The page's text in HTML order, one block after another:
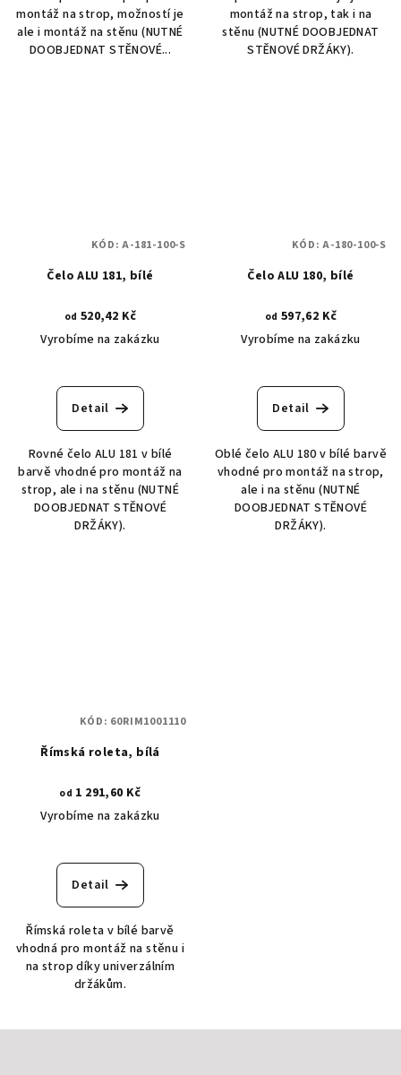
montáž na strop, možností je
ale i montáž na stěnu (NUTNÉ
DOOBJEDNAT STĚNOVÉ...
montáž na strop, tak i na
stěnu (NUTNÉ DOOBJEDNAT
STĚNOVÉ DRŽÁKY).
Čelo ALU 181, bílé
od 520,42 Kč
Vyrobíme na zakázku
Detail
Rovné čelo ALU 181 v bílé
barvě vhodné pro montáž na
strop, ale i na stěnu (NUTNÉ
DOOBJEDNAT STĚNOVÉ
DRŽÁKY).
KÓD:A-181-100-S
Čelo ALU 180, bílé
od 597,62 Kč
Vyrobíme na zakázku
Detail
Oblé čelo ALU 180 v bílé barvě
vhodné pro montáž na strop,
ale i na stěnu (NUTNÉ
DOOBJEDNAT STĚNOVÉ
DRŽÁKY).
KÓD:A-180-100-S
Římská roleta, bílá
od 1 291,60 Kč
Vyrobíme na zakázku
Detail
Římská roleta v bílé barvě
vhodná pro montáž na stěnu i
na strop díky univerzálním
držákům.
KÓD: 60RIM1001110